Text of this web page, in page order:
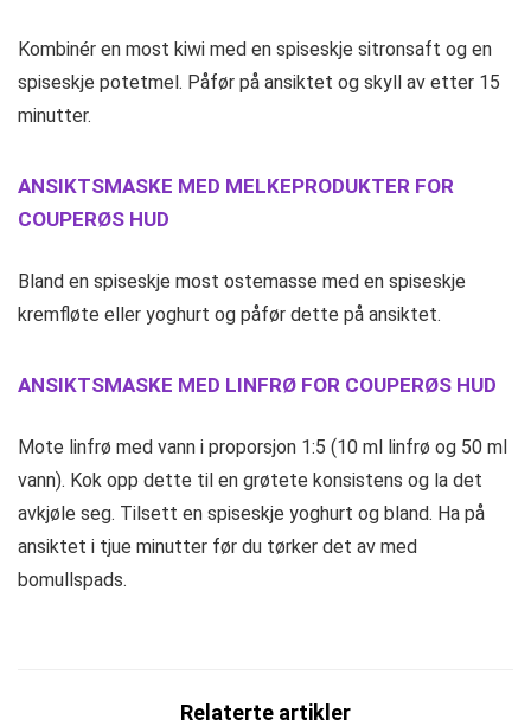
Kombinér en most kiwi med en spiseskje sitronsaft og en
spiseskje potetmel. Påfør på ansiktet og skyll av etter 15
minutter.
ANSIKTSMASKE MED MELKEPRODUKTER FOR
COUPERØS HUD
Bland en spiseskje most ostemasse med en spiseskje
kremfløte eller yoghurt og påfør dette på ansiktet.
ANSIKTSMASKE MED LINFRØ FOR COUPERØS HUD
Mote linfrø med vann i proporsjon 1:5 (10 ml linfrø og 50 ml
vann). Kok opp dette til en grøtete konsistens og la det
avkjøle seg. Tilsett en spiseskje yoghurt og bland. Ha på
ansiktet i tjue minutter før du tørker det av med
bomullspads.
Relaterte artikler